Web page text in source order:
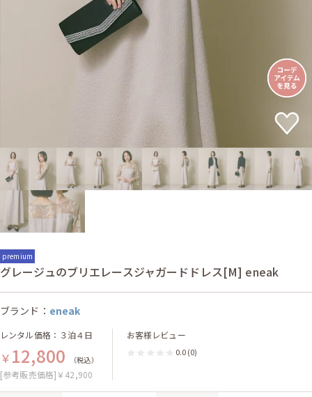
premium
グレージュのブリエレースジャガードドレス[M] eneak
ブランド： eneak
レンタル価格：３泊４日
￥ 12,800 （税込）
[参考販売価格]￥42,900
お客様レビュー
0.0 (0)